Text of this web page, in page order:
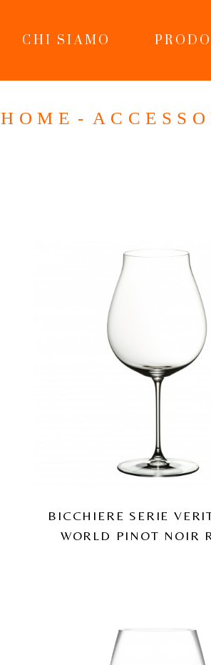
CHI SIAMO
HOME
BICCHIERE SERIE
WORLD PINOT NOIR